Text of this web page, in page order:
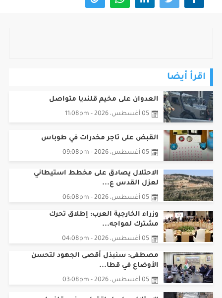
اقرأ أيضا
العدوان على مخيم قلنديا متواصل
05 أغسطس، 2026 - 11:08pm
القبض على تاجر مخدرات في طوباس
05 أغسطس، 2026 - 09:08pm
الاحتلال يصادق على مخطط استيطاني
لعزل القدس ع...
05 أغسطس، 2026 - 06:08pm
وزراء الخارجية العرب: إطلاق تحرك
مشترك لمواجه...
05 أغسطس، 2026 - 04:08pm
مصطفى: سنبذل أقصى الجهود لتحسن
الأوضاع في قطا...
05 أغسطس، 2026 - 03:08pm